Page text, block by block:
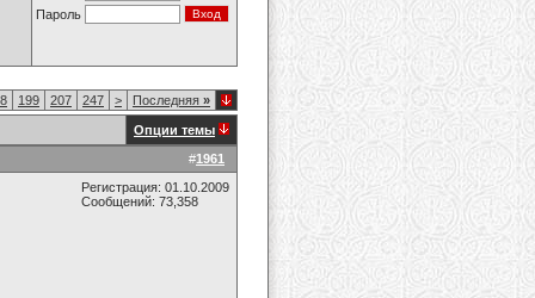
Пароль
199 207 247 > Последняя »
Опции темы
#1961
Регистрация: 01.10.2009
Сообщений: 73,358